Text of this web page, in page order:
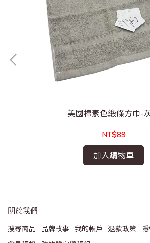
美國棉素色緞條方巾-
NT$89
加入購物車
關於我們
搜尋商品 品牌故事 我的帳戶 退款政策